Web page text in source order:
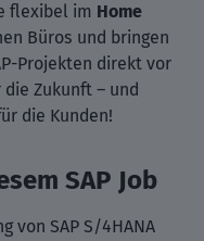
flexibel im Home
Büros und bringen
Projekten direkt vor
Zukunft – und
die Kunden!
SAP Job
von SAP S/4HANA